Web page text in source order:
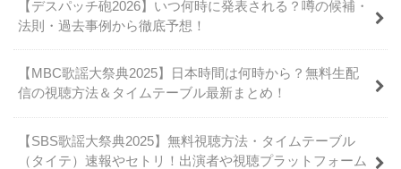
【デスパッチ砲2026】いつ何時に発表される？噂の候補・
法則・過去事例から徹底予想！
【MBC歌謡大祭典2025】日本時間は何時から？無料生配
信の視聴方法＆タイムテーブル最新まとめ！
【SBS歌謡大祭典2025】無料視聴方法・タイムテーブル
（タイテ）速報やセトリ！出演者や視聴プラットフォーム